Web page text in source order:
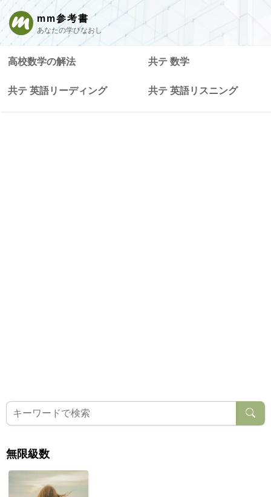
mm参考書
あなたの学びなおし
高校数学の解法 共テ 数学
共テ 英語リーディング 共テ 英語リスニング
無限級数